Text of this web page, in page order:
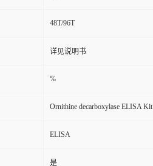
48T/96T
详见说明书
%
Ornithine decarboxylase ELISA Kit
ELISA
是